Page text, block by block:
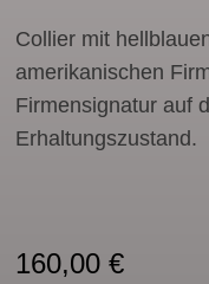
Collier mit
amerikanischen
Firmensignatur auf
Erhaltungszustand.
160,00 €